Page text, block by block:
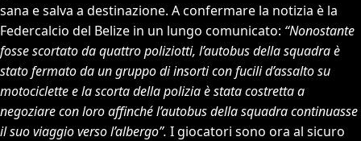
sana e salva a destinazione. A confermare la notizia è la
Federcalcio del Belize in un lungo comunicato: “Nonostante
fosse scortato da quattro poliziotti, l’autobus della squadra è
stato fermato da un gruppo di insorti con fucili d’assalto su
motociclette e la scorta della polizia è stata costretta a
negoziare con loro affinché l’autobus della squadra continuasse
il suo viaggio verso l’albergo”. I giocatori sono ora al sicuro